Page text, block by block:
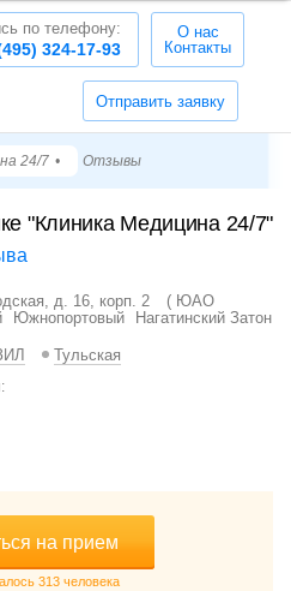
Отправить заявку
324-17-93
по телефону:
О нас
Контакты
24/7 Отзывы
"Клиника Медицина 24/7"
д. 16, корп. 2
ЮАО
Южнопортовый Нагатинский Затон
Тульская
на прием
313 человека